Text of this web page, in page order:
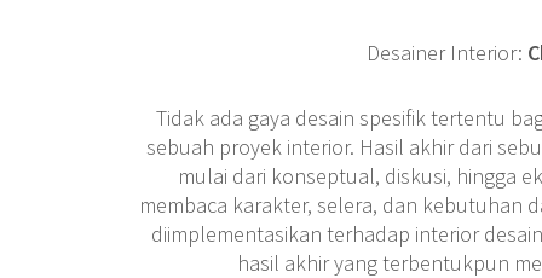
Desainer Interior:
Tidak ada gaya desain spesifik tertentu
sebuah proyek interior. Hasil akhir dari
mulai dari konseptual, diskusi, hingga
membaca karakter, selera, dan kebutuhan
diimplementasikan terhadap interior
hasil akhir yang terbentukpun